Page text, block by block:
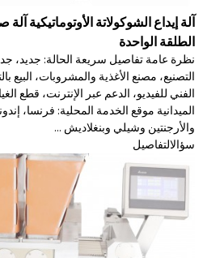
آلة إيداع الشوكولاتة الأوتوماتيكية
الطلقة الواحدة
نظرة عامة تفاصيل سريعة الحالة: جديد،
التصنيع، مصنع الأغذية والمشروبات، البيع
الفني للفيديو، الدعم عبر الإنترنت، قطع
الميدانية موقع الخدمة المحلية: فرنسا،
والأرجنتين وشيلي وبنغلاديش ...
سؤالالتفاصيل